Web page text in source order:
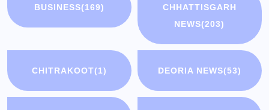
BUSINESS(169)
CHHATTISGARH
NEWS(203)
CHITRAKOOT(1) DEORIA NEWS(53)